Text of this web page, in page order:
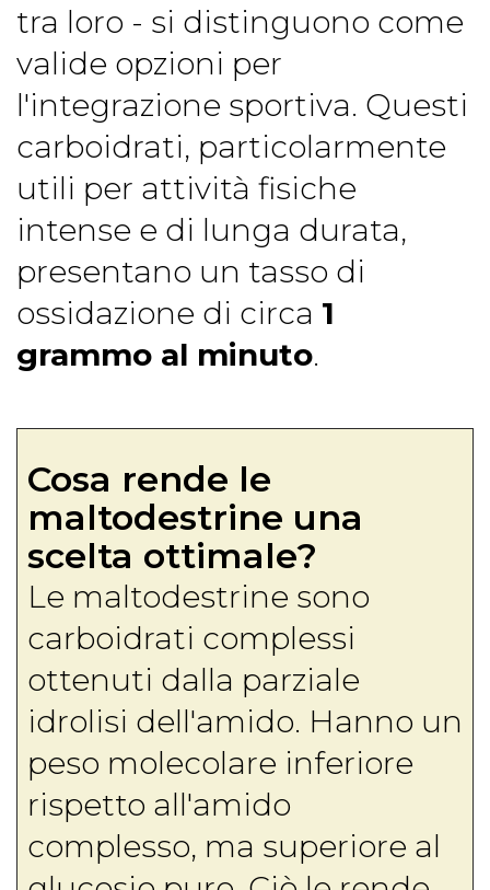
tra loro - si distinguono come
valide opzioni per
l'integrazione sportiva. Questi
carboidrati, particolarmente
utili per attività fisiche
intense e di lunga durata,
presentano un tasso di
ossidazione di circa 1
grammo al minuto.
Cosa rende le
maltodestrine una
scelta ottimale?
Le maltodestrine sono
carboidrati complessi
ottenuti dalla parziale
idrolisi dell'amido. Hanno un
peso molecolare inferiore
rispetto all'amido
complesso, ma superiore al